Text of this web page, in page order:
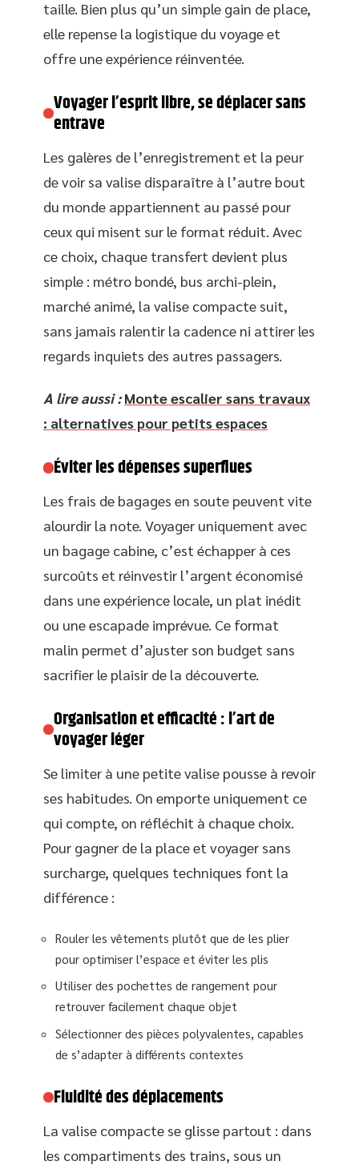
taille. Bien plus qu’un simple gain de place,
elle repense la logistique du voyage et
offre une expérience réinventée.
Voyager l’esprit libre, se déplacer sans
entrave
Les galères de l’enregistrement et la peur
de voir sa valise disparaître à l’autre bout
du monde appartiennent au passé pour
ceux qui misent sur le format réduit. Avec
ce choix, chaque transfert devient plus
simple : métro bondé, bus archi-plein,
marché animé, la valise compacte suit,
sans jamais ralentir la cadence ni attirer les
regards inquiets des autres passagers.
A lire aussi : Monte escalier sans travaux
: alternatives pour petits espaces
Éviter les dépenses superflues
Les frais de bagages en soute peuvent vite
alourdir la note. Voyager uniquement avec
un bagage cabine, c’est échapper à ces
surcoûts et réinvestir l’argent économisé
dans une expérience locale, un plat inédit
ou une escapade imprévue. Ce format
malin permet d’ajuster son budget sans
sacrifier le plaisir de la découverte.
Organisation et efficacité : l’art de
voyager léger
Se limiter à une petite valise pousse à revoir
ses habitudes. On emporte uniquement ce
qui compte, on réfléchit à chaque choix.
Pour gagner de la place et voyager sans
surcharge, quelques techniques font la
différence :
Rouler les vêtements plutôt que de les plier
pour optimiser l’espace et éviter les plis
Utiliser des pochettes de rangement pour
retrouver facilement chaque objet
Sélectionner des pièces polyvalentes, capables
de s’adapter à différents contextes
Fluidité des déplacements
La valise compacte se glisse partout : dans
les compartiments des trains, sous un